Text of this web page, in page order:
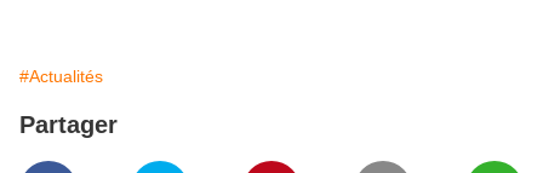
#Actualités
Partager